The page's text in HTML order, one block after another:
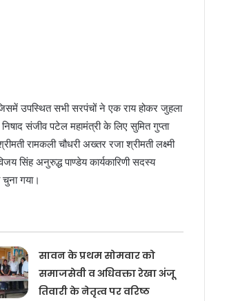
उपस्थित सभी सरपंचों ने एक राय होकर जुहला
संजीव पटेल महामंत्री के लिए सुमित गुप्ता
रामकली चौधरी अख्तर रजा श्रीमती लक्ष्मी
सिंह अनुरुद्ध पाण्डेय कार्यकारिणी सदस्य
गया।
सावन के प्रथम सोमवार को
समाजसेवी व अधिवक्ता रेखा अंजू
तिवारी के नेतृत्व पर वरिष्ठ